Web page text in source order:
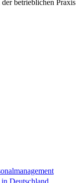
der betrieblichen Praxis
Deutschland